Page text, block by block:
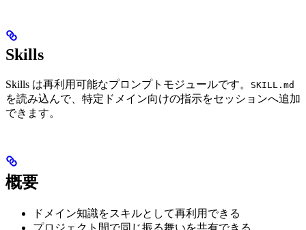
Skills
Skills は再利用可能なプロンプトモジュールです。 SKILL.md
を読み込んで、特定ドメイン向けの指示をセッションへ追加
できます。
概要
ドメイン知識をスキルとして再利用できる